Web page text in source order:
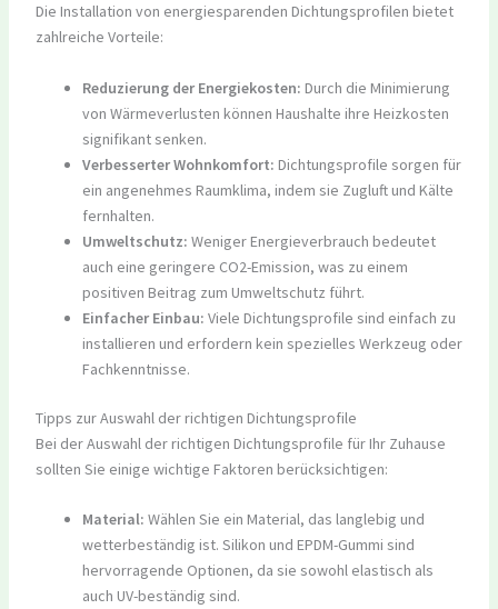
Die Installation von energiesparenden Dichtungsprofilen bietet
zahlreiche Vorteile:
Reduzierung der Energiekosten: Durch die Minimierung
von Wärmeverlusten können Haushalte ihre Heizkosten
signifikant senken.
Verbesserter Wohnkomfort: Dichtungsprofile sorgen für
ein angenehmes Raumklima, indem sie Zugluft und Kälte
fernhalten.
Umweltschutz: Weniger Energieverbrauch bedeutet
auch eine geringere CO2-Emission, was zu einem
positiven Beitrag zum Umweltschutz führt.
Einfacher Einbau: Viele Dichtungsprofile sind einfach zu
installieren und erfordern kein spezielles Werkzeug oder
Fachkenntnisse.
Tipps zur Auswahl der richtigen Dichtungsprofile
Bei der Auswahl der richtigen Dichtungsprofile für Ihr Zuhause
sollten Sie einige wichtige Faktoren berücksichtigen:
Material: Wählen Sie ein Material, das langlebig und
wetterbeständig ist. Silikon und EPDM-Gummi sind
hervorragende Optionen, da sie sowohl elastisch als
auch UV-beständig sind.